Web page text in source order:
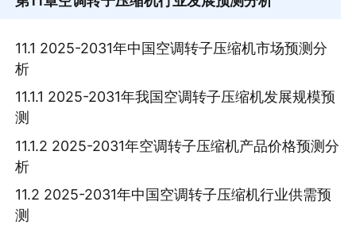
11.1 2025-2031年中国空调转子压缩机市场预测分
析
11.1.1 2025-2031年我国空调转子压缩机发展规模预
测
11.1.2 2025-2031年空调转子压缩机产品价格预测分
析
11.2 2025-2031年中国空调转子压缩机行业供需预
测